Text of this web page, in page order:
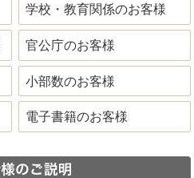
学校・教育関係のお客様
官公庁のお客様
小部数のお客様
電子書籍のお客様